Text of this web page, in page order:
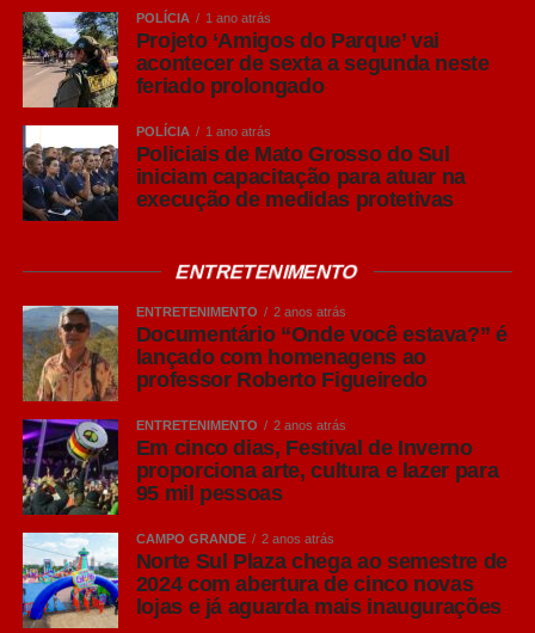
o deputado João Catan (Novo) e os 3 integrantes do PT
nas sessões da Assembleia Legislativa. Quando Catan
faz observações críticas ao Governo, ganha apoio
incontinenti dos colegas petistas e vice-versa. Lembra o
‘voleibol’, um jogador levanta a bola para o outro ‘cortar’.
APOSTA-1:
Dando as costas para os números das
pesquisas, há quem acredite nas chances de termos 2º
versa sobre o desempenho de João Catan como
Fabio Trad (pelo PT), já fora dos quadros do Governo
Lula.
APOSTA-2:
questiona-se muito sobre as chances e desempenho dos
postulantes ao Senado: Contar, Nelsinho e Reinaldo.
Esse último, aposta nos dividendos de sua política
municipalista como governador; o segundo no fator
ideológico (Bolsonarismo), e o segundo em suas ações
(emendas) aos municípios.
APOSTA-3:
POLÍCIA 1 ano atrás
Projeto ‘Amigos do Parque’ vai
acontecer de sexta a segunda neste
feriado prolongado
POLÍCIA 1 ano atrás
Policiais de Mato Grosso do Sul
iniciam capacitação para atuar na
execução de medidas protetivas
ENTRETENIMENTO
ENTRETENIMENTO 2 anos atrás
Documentário “Onde você estava?” é
lançado com homenagens ao
professor Roberto Figueiredo
ENTRETENIMENTO 2 anos atrás
Em cinco dias, Festival de Inverno
proporciona arte, cultura e lazer para
95 mil pessoas
CAMPO GRANDE 2 anos atrás
Norte Sul Plaza chega ao semestre de
2024 com abertura de cinco novas
lojas e já aguarda mais inaugurações